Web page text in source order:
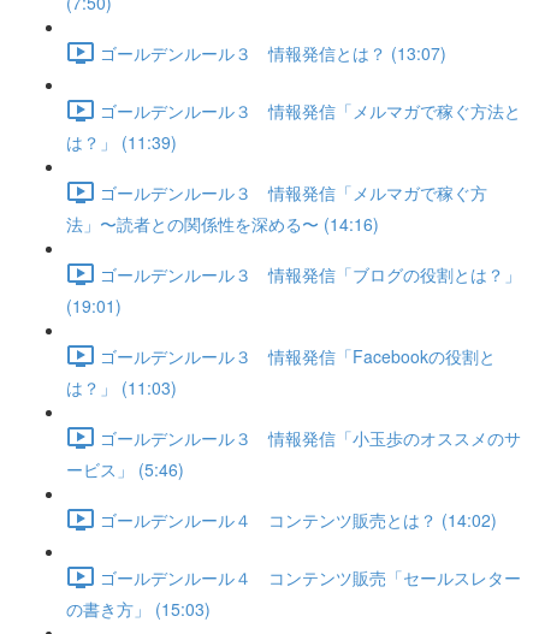
ゴールデンルール３ 情報発信とは？ (13:07)
ゴールデンルール３ 情報発信「メルマガで稼ぐ方法と
は？」 (11:39)
ゴールデンルール３ 情報発信「メルマガで稼ぐ方
法」〜読者との関係性を深める〜 (14:16)
ゴールデンルール３ 情報発信「ブログの役割とは？」
(19:01)
ゴールデンルール３ 情報発信「Facebookの役割と
は？」 (11:03)
ゴールデンルール３ 情報発信「小玉歩のオススメのサ
ービス」 (5:46)
ゴールデンルール４ コンテンツ販売とは？ (14:02)
ゴールデンルール４ コンテンツ販売「セールスレター
の書き方」 (15:03)